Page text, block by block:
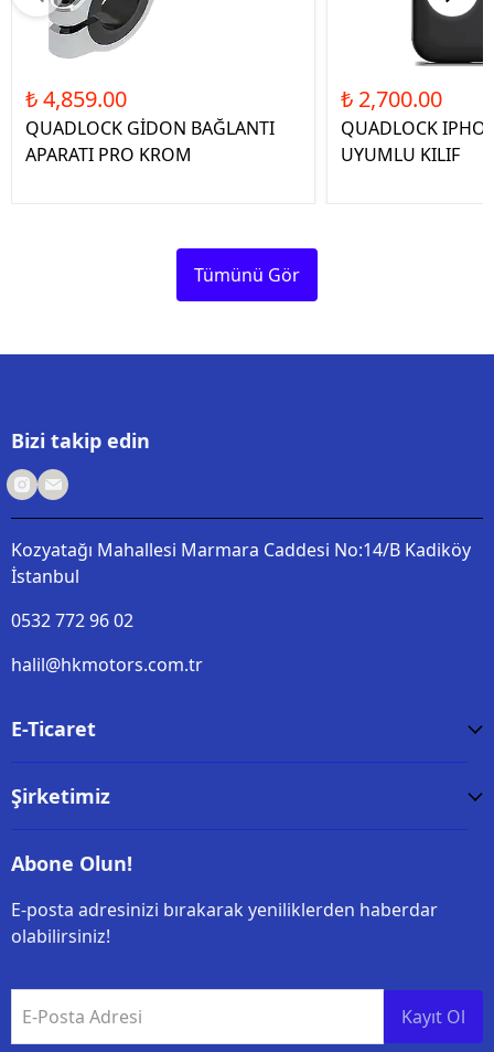
₺ 4,859.00
QUADLOCK GİDON BAĞLANTI
APARATI PRO KROM
₺ 2,700.00
QUADLOCK
UYUMLU KILIF
Tümünü Gör
Bizi takip edin
Kozyatağı Mahallesi Marmara Caddesi No:14/B Kadiköy
İstanbul
0532 772 96 02
halil@hkmotors.com.tr
E-Ticaret
Şirketimiz
Abone Olun!
E-posta adresinizi bırakarak yeniliklerden haberdar
olabilirsiniz!
E-Posta Adresi Kayıt Ol